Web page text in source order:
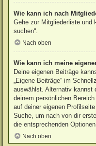
Wie kann ich nach
Gehe zur Mitgliederliste und
suchen“.
Nach oben
Wie kann ich meine
Deine eigenen Beiträge
„Eigene Beiträge“ im
auswählst. Alternativ kannst
deinem persönlichen
auf deiner eigenen
Suche, um nach von dir
die entsprechenden
Nach oben